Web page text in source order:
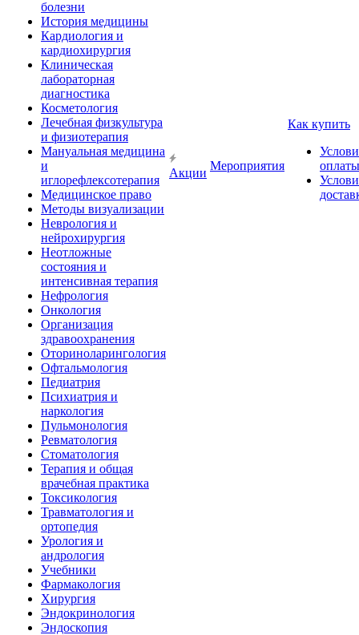
болезни
История медицины
Кардиология и
кардиохирургия
Клиническая
лабораторная
диагностика
Косметология
Лечебная физкультура
и физиотерапия
Мануальная медицина
и
иглорефлексотерапия
Медицинское право
Методы визуализации
Неврология и
нейрохирургия
Неотложные
состояния и
интенсивная терапия
Нефрология
Онкология
Организация
здравоохранения
Оториноларингология
Офтальмология
Педиатрия
Психиатрия и
наркология
Пульмонология
Ревматология
Стоматология
Терапия и общая
врачебная практика
Токсикология
Травматология и
ортопедия
Урология и
андрология
Учебники
Фармакология
Хирургия
Эндокринология
Эндоскопия
Акции
Мероприятия
Как купить
оплаты